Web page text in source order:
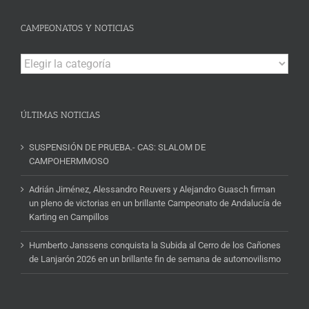
CAMPEONATOS Y NOTICIAS
Campeonatos
y
ÚLTIMAS NOTICIAS
SUSPENSIÓN DE PRUEBA.- CAS: SLALOM DE
CAMPOHERMMOSO
Adrián Jiménez, Alessandro Reuvers y Alejandro Guasch firman
un pleno de victorias en un brillante Campeonato de Andalucía de
Karting en Campillos
Humberto Janssens conquista la Subida al Cerro de los Cañones
de Lanjarón 2026 en un brillante fin de semana de automovilismo